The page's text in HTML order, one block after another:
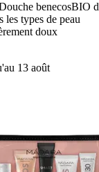
benecosBIO
les types de peau
doux
13 août